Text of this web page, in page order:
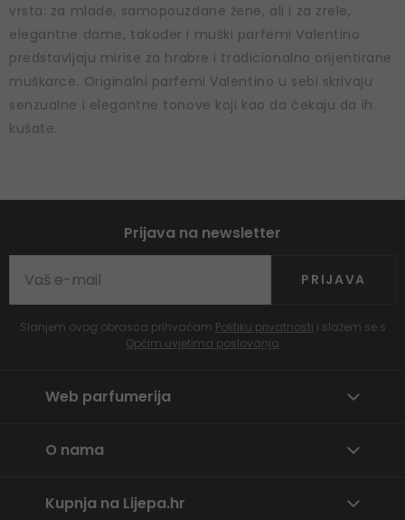
vrsta: za mlade, samopouzdane žene, ali i za zrele,
elegantne dame, također i muški parfemi Valentino
predstavljaju mirise za hrabre i tradicionalno orijentirane
muškarce. Originalni parfemi Valentino u sebi skrivaju
senzualne i elegantne tonove koji kao da čekaju da ih
kušate.
Prijava na newsletter
PRIJAVA
Slanjem ovog obrasca prihvaćam Politiku privatnosti i slažem se s
Općim uvjetima poslovanja
Web parfumerija
O nama
Kupnja na Lijepa.hr